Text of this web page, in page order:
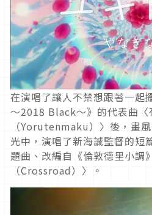
在演唱了讓人不禁想跟著一
～2018 Black～》的代表曲〈
（Yorutenmaku）〉後，畫
光中，演唱了新海誠監督的短
題曲、改編自《倫敦德里小調
（Crossroad）〉。